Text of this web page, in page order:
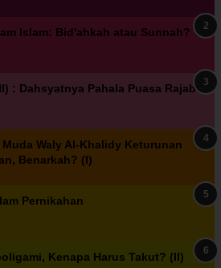
Islam: Bid'ahkah atau Sunnah?
: Dahsyatnya Pahala Puasa Rajab
Waly Al-Khalidy Keturunan
Benarkah? (I)
Pernikahan
Kenapa Harus Takut? (II)